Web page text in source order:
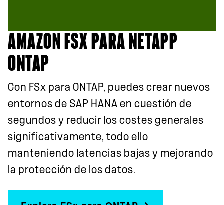
AMAZON FSX PARA NETAPP
ONTAP
Con FSx para ONTAP, puedes crear nuevos
entornos de SAP HANA en cuestión de
segundos y reducir los costes generales
significativamente, todo ello
manteniendo latencias bajas y mejorando
la protección de los datos.